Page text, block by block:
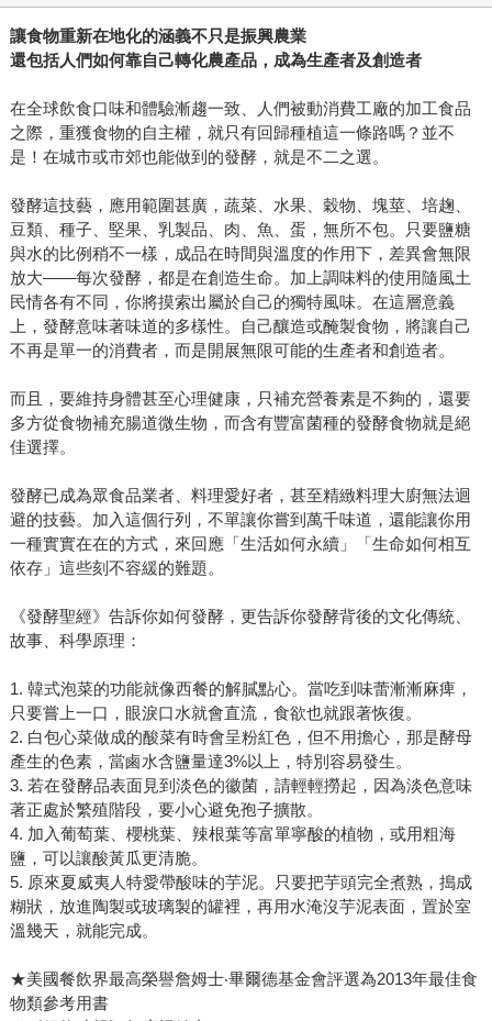
讓食物重新在地化的涵義不只是振興農業
還包括人們如何靠自己轉化農產品，成為生產者及創造者
在全球飲食口味和體驗漸趨一致、人們被動消費工廠的加工食品
之際，重獲食物的自主權，就只有回歸種植這一條路嗎？並不
是！在城市或市郊也能做到的發酵，就是不二之選。
發酵這技藝，應用範圍甚廣，蔬菜、水果、穀物、塊莖、培趜、
豆類、種子、堅果、乳製品、肉、魚、蛋，無所不包。只要鹽糖
與水的比例稍不一樣，成品在時間與溫度的作用下，差異會無限
放大——每次發酵，都是在創造生命。加上調味料的使用隨風土
民情各有不同，你將摸索出屬於自己的獨特風味。在這層意義
上，發酵意味著味道的多樣性。自己釀造或醃製食物，將讓自己
不再是單一的消費者，而是開展無限可能的生產者和創造者。
而且，要維持身體甚至心理健康，只補充營養素是不夠的，還要
多方從食物補充腸道微生物，而含有豐富菌種的發酵食物就是絕
佳選擇。
發酵已成為眾食品業者、料理愛好者，甚至精緻料理大廚無法迴
避的技藝。加入這個行列，不單讓你嘗到萬千味道，還能讓你用
一種實實在在的方式，來回應「生活如何永續」「生命如何相互
依存」這些刻不容緩的難題。
《發酵聖經》告訴你如何發酵，更告訴你發酵背後的文化傳統、
故事、科學原理：
1. 韓式泡菜的功能就像西餐的解膩點心。當吃到味蕾漸漸麻痺，
只要嘗上一口，眼淚口水就會直流，食欲也就跟著恢復。
2. 白包心菜做成的酸菜有時會呈粉紅色，但不用擔心，那是酵母
產生的色素，當鹵水含鹽量達3%以上，特別容易發生。
3. 若在發酵品表面見到淡色的徽菌，請輕輕撈起，因為淡色意味
著正處於繁殖階段，要小心避免孢子擴散。
4. 加入葡萄葉、櫻桃葉、辣根葉等富單寧酸的植物，或用粗海
鹽，可以讓酸黃瓜更清脆。
5. 原來夏威夷人特愛帶酸味的芋泥。只要把芋頭完全煮熟，搗成
糊狀，放進陶製或玻璃製的罐裡，再用水淹沒芋泥表面，置於室
溫幾天，就能完成。
★美國餐飲界最高榮譽詹姆士‧畢爾德基金會評選為2013年最佳食
物類參考用書